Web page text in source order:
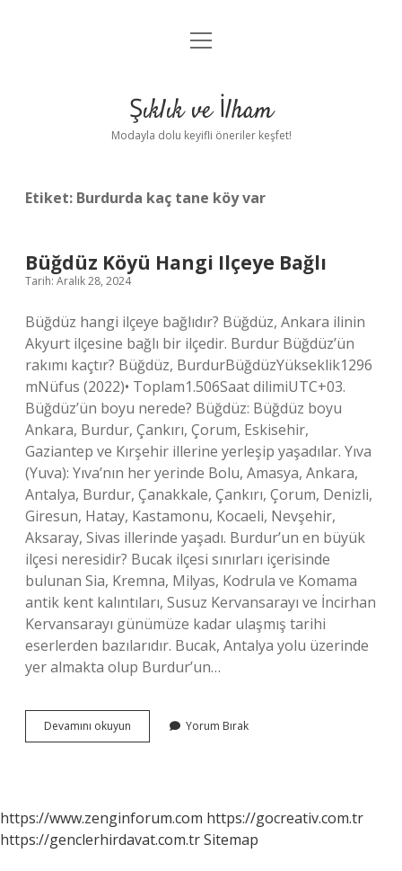
Anasayfa
Yasal Uyarı
menüyü
Şıklık ve İlham
Modayla dolu keyifli öneriler keşfet!
Etiket: Burdurda kaç tane köy var
Büğdüz Köyü Hangi Ilçeye Bağlı
Tarih: Aralık 28, 2024
Büğdüz hangi ilçeye bağlıdır? Büğdüz, Ankara ilinin
Akyurt ilçesine bağlı bir ilçedir. Burdur Büğdüz’ün
rakımı kaçtır? Büğdüz, BurdurBüğdüzYükseklik1296
mNüfus (2022)• Toplam1.506Saat dilimiUTC+03.
Büğdüz’ün boyu nerede? Büğdüz: Büğdüz boyu
Ankara, Burdur, Çankırı, Çorum, Eskisehir,
Gaziantep ve Kırşehir illerine yerleşip yaşadılar. Yıva
(Yuva): Yıva’nın her yerinde Bolu, Amasya, Ankara,
Antalya, Burdur, Çanakkale, Çankırı, Çorum, Denizli,
Giresun, Hatay, Kastamonu, Kocaeli, Nevşehir,
Aksaray, Sivas illerinde yaşadı. Burdur’un en büyük
ilçesi neresidir? Bucak ilçesi sınırları içerisinde
bulunan Sia, Kremna, Milyas, Kodrula ve Komama
antik kent kalıntıları, Susuz Kervansarayı ve İncirhan
Kervansarayı günümüze kadar ulaşmış tarihi
eserlerden bazılarıdır. Bucak, Antalya yolu üzerinde
yer almakta olup Burdur’un…
Devamını okuyun
Köyü
Yorum Bırak
https://www.zenginforum.com https://gocreativ.com.tr
https://genclerhirdavat.com.trSitemap